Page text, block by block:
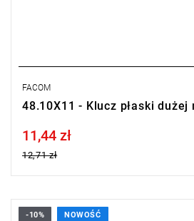
FACOM
48.10X11 - Klucz płaski dużej
Price tax included
11,44 zł
12,71 zł
-10% NOWOŚĆ